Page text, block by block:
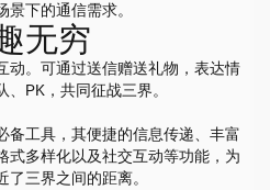
下的通信需求。
无穷
动。可通过送信赠送礼物，表达情
PK，共同征战三界。
备工具，其便捷的信息传递、丰富
式多样化以及社交互动等功能，为
三界之间的距离。